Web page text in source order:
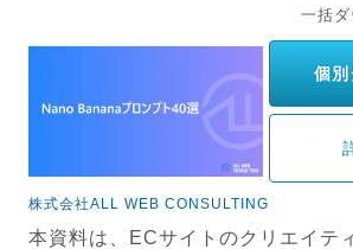
一括
個別
株式会社ALL WEB CONSULTING
本資料は、ECサイトのクリエイテ